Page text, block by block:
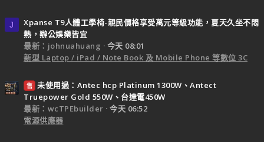
J
Xpanse T9人體工學椅-親民價格享受萬元等級功能，夏天久坐不悶
熱，辦公娛樂皆宜
最新：johnuahuang
今天 08:01
新型 Laptop / iPad / Note Book 及 Mobile Phone 等數位 3C
售 未使用過：Antec hcp Platinum 1300W、Antect
Truepower Gold 550W、台達電450W
最新：wcTPEbuilder
今天 06:52
電源供應器